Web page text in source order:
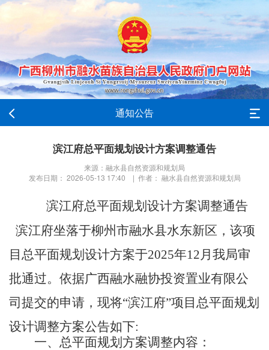
通知公告
滨江府总平面规划设计方案调整通告
来源：融水县自然资源和规划局
发布日期： 2026-05-13 17:40 | 作者： 融水县自然资源和规划局
滨江府总平面规划设计方案调整通告
滨江府坐落于柳州市融水县水东新区，该项
目总平面规划设计方案于2025年12月我局审
批通过。依据广西融水融协投资置业有限公
司提交的申请，现将“滨江府”项目总平面规划
设计调整方案公告如下:
一、总平面规划方案调整内容：